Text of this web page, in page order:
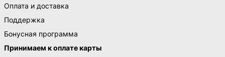
Оплата и доставка
Поддержка
Бонусная программа
Принимаем к оплате карты